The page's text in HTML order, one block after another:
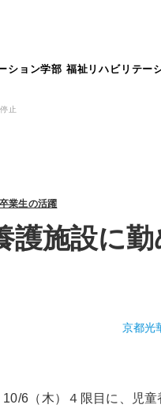
ション学部 福祉リハビリテー
止
卒業生の活躍
護施設に
京都光
10/6（木）４限目に、児